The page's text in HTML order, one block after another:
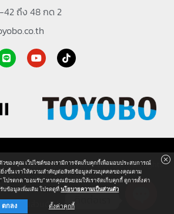
42 ถึง 48 กด 2
(Thailand) Company Limited. All Rights
Powered byPowerplus
ความเป็นส่วนตัวIแผนผังเว็ปไซต์
วของคุณ เว็ปไซต์ของเรามีการจัดเก็บคุกกี้เพื่อมอบประสบการณ์
งขึ้น เราให้ความสำคัญต่อสิทธิข้อมูลส่วนบุคคลของคุณตาม
ปรดกด “ยอมรับ” หากคุณยินยอมให้เราจัดเก็บคุกกี้ ดูการตั้งค่า
รับข้อมูลเพิ่มเติม โปรดดูที่นโยบายความเป็นส่วนตัว
ตั้งค่าคุกกี้
ตกลง ติดต่อเรา